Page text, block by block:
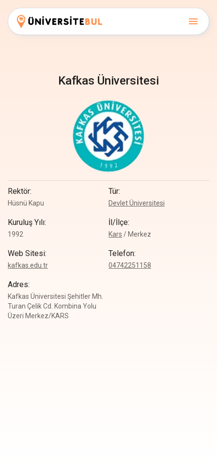
Kafkas Üniversitesi
Rektör:
Hüsnü Kapu
Tür:
Devlet Üniversitesi
Kuruluş Yılı:
1992
İl/İlçe:
Kars / Merkez
Web Sitesi:
kafkas.edu.tr
Telefon:
04742251158
Adres:
Kafkas Üniversitesi Şehitler Mh.
Turan Çelik Cd. Kombina Yolu
Üzeri Merkez/KARS